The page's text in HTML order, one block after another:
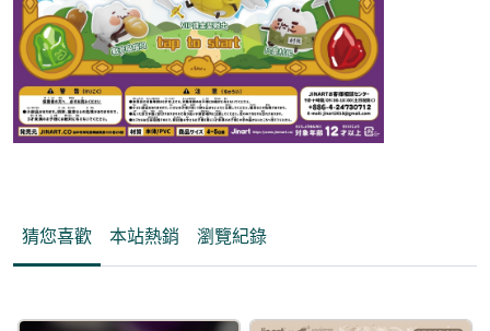
猜您喜歡 本站熱銷 瀏覽紀錄